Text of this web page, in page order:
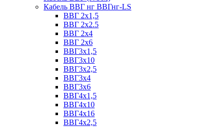
Кабель ВВГ нг ВВГнг-LS
ВВГ 2х1,5
ВВГ 2х2.5
ВВГ 2х4
ВВГ 2х6
ВВГ3х1,5
ВВГ3х10
ВВГ3х2,5
ВВГ3х4
ВВГ3х6
ВВГ4х1,5
ВВГ4х10
ВВГ4х16
ВВГ4х2,5